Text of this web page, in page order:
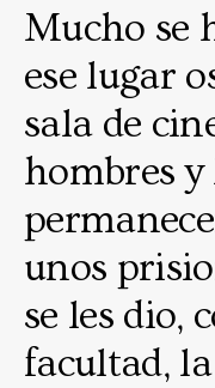
Mucho se
ese lugar
sala de
hombres y
unos
se les dio,
facultad,